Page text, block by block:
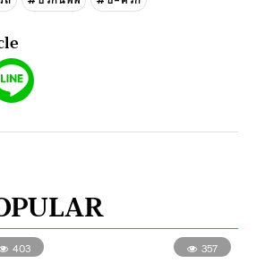
403 357